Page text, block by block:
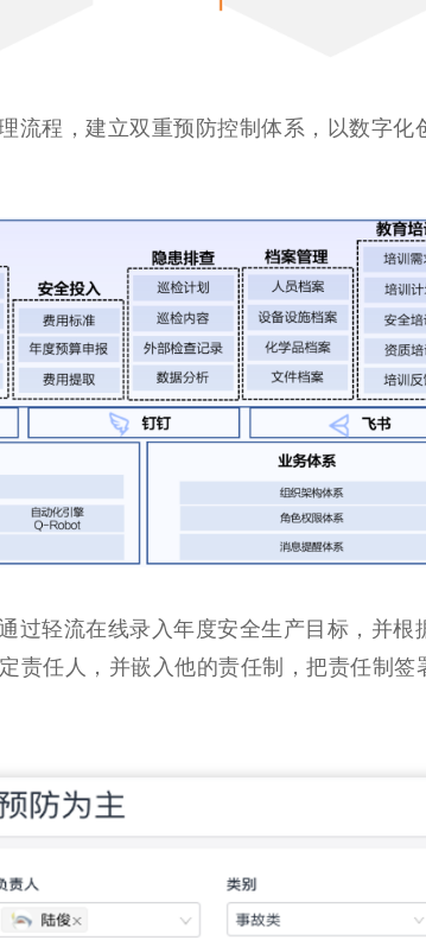
流程，建立双重预防控制体系，以数字化
过轻流在线录入年度安全生产目标，并根
责任人，并嵌入他的责任制，把责任制签